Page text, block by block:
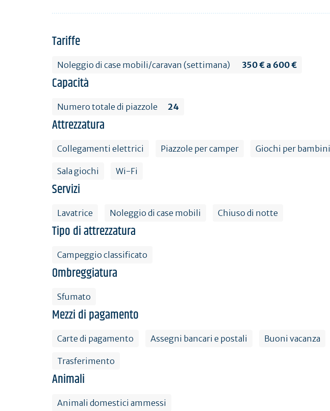
Tariffe
Noleggio di case mobili/caravan (settimana) 350 € a 600 €
Capacità
Numero totale di piazzole 24
Attrezzatura
Collegamenti elettrici Piazzole per camper Giochi per bambini
Sala giochi Wi-Fi
Servizi
Lavatrice Noleggio di case mobili Chiuso di notte
Tipo di attrezzatura
Campeggio classificato
Ombreggiatura
Sfumato
Mezzi di pagamento
Carte di pagamento Assegni bancari e postali Buoni vacanza
Trasferimento
Animali
Animali domestici ammessi